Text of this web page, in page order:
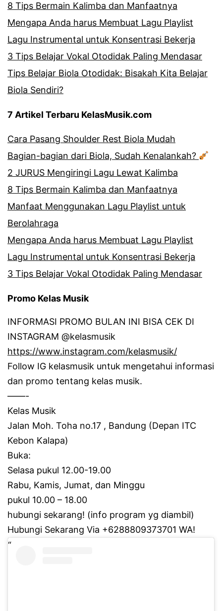
8 Tips Bermain Kalimba dan Manfaatnya
Mengapa Anda harus Membuat Lagu Playlist
Lagu Instrumental untuk Konsentrasi Bekerja
3 Tips Belajar Vokal Otodidak Paling Mendasar
Tips Belajar Biola Otodidak: Bisakah Kita Belajar
Biola Sendiri?
7 Artikel Terbaru KelasMusik.com
Cara Pasang Shoulder Rest Biola Mudah
Bagian-bagian dari Biola, Sudah Kenalankah?
2 JURUS Mengiringi Lagu Lewat Kalimba
8 Tips Bermain Kalimba dan Manfaatnya
Manfaat Menggunakan Lagu Playlist untuk
Berolahraga
Mengapa Anda harus Membuat Lagu Playlist
Lagu Instrumental untuk Konsentrasi Bekerja
3 Tips Belajar Vokal Otodidak Paling Mendasar
Promo Kelas Musik
INFORMASI PROMO BULAN INI BISA CEK DI
INSTAGRAM @kelasmusik
https://www.instagram.com/kelasmusik/
Follow IG kelasmusik untuk mengetahui informasi
dan promo tentang kelas musik.
——-
Kelas Musik
Jalan Moh. Toha no.17 , Bandung (Depan ITC
Kebon Kalapa)
Buka:
Selasa pukul 12.00-19.00
Rabu, Kamis, Jumat, dan Minggu
pukul 10.00 – 18.00
hubungi sekarang! (info program yg diambil)
Hubungi Sekarang Via +6288809373701 WA!